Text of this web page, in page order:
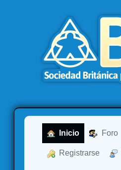
Inicio Foro
Registrarse